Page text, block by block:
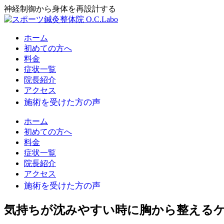
神経制御から身体を再設計する
ホーム
初めての方へ
料金
症状一覧
院長紹介
アクセス
ホーム
初めての方へ
料金
症状一覧
院長紹介
アクセス
気持ちが沈みやすい時に胸から整える